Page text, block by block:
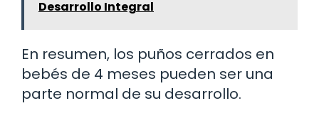
Desarrollo Integral
En resumen, los puños cerrados en
bebés de 4 meses pueden ser una
parte normal de su desarrollo.